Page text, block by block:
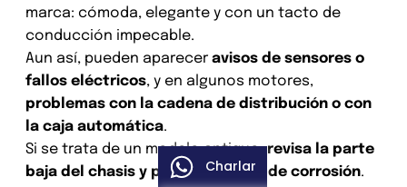
marca: cómoda, elegante y con un tacto de
conducción impecable.
Aun así, pueden aparecer avisos de sensores o
fallos eléctricos, y en algunos motores,
problemas con la cadena de distribución o con
la caja automática.
Si se trata de un modelo antiguo,revisa la parte
baja del chasis y posibles signos de corrosión.
Charlar